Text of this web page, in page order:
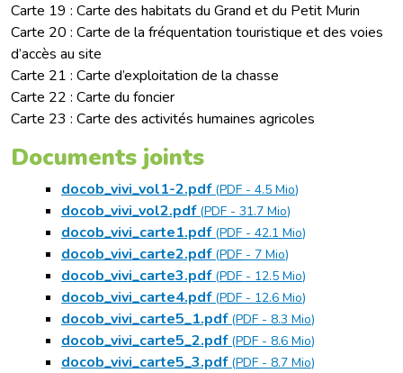
Carte 19 : Carte des habitats du Grand et du Petit Murin
Carte 20 : Carte de la fréquentation touristique et des voies
d’accès au site
Carte 21 : Carte d’exploitation de la chasse
Carte 22 : Carte du foncier
Carte 23 : Carte des activités humaines agricoles
Documents joints
docob_vivi_vol1-2.pdf (PDF - 4.5 Mio)
docob_vivi_vol2.pdf (PDF - 31.7 Mio)
docob_vivi_carte1.pdf (PDF - 42.1 Mio)
docob_vivi_carte2.pdf (PDF - 7 Mio)
docob_vivi_carte3.pdf (PDF - 12.5 Mio)
docob_vivi_carte4.pdf (PDF - 12.6 Mio)
docob_vivi_carte5_1.pdf (PDF - 8.3 Mio)
docob_vivi_carte5_2.pdf (PDF - 8.6 Mio)
docob_vivi_carte5_3.pdf (PDF - 8.7 Mio)